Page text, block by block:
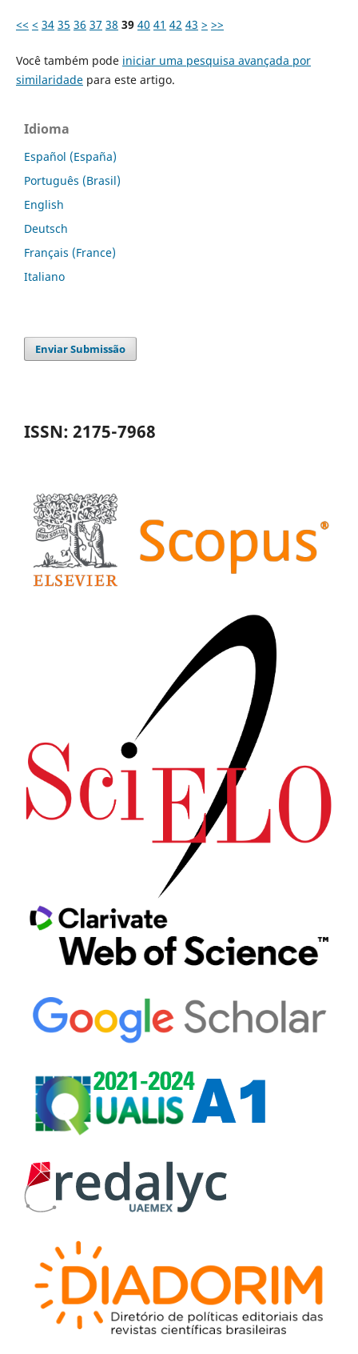
<< < 34 35 36 37 38 39 40 41 42 43 > >>
Você também pode iniciar uma pesquisa avançada por
similaridadepara este artigo.
Idioma
Español (España)
Português (Brasil)
English
Deutsch
Français (France)
Italiano
Enviar Submissão
ISSN: 2175-7968